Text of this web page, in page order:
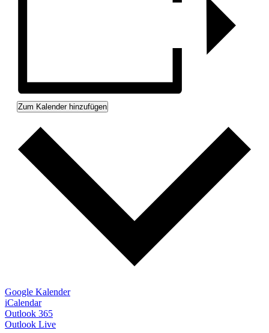
Zum Kalender hinzufügen
Google Kalender
iCalendar
Outlook 365
Outlook Live